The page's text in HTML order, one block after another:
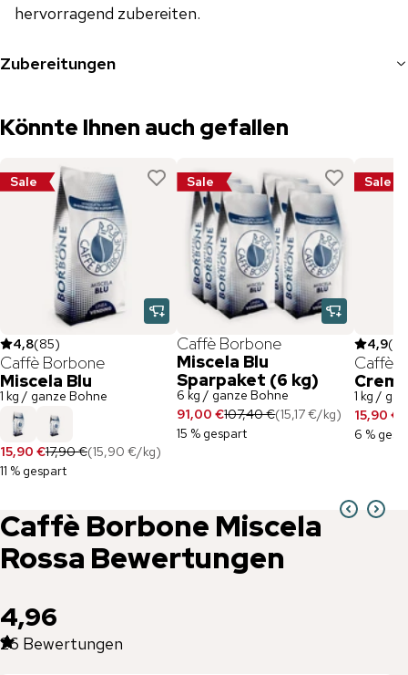
hervorragend zubereiten.
Zubereitungen
Könnte Ihnen auch gefallen
Sale
4,8(85)
Caffè Borbone
Miscela Blu
1 kg / ganze Bohne
15,90 €17,90 €(15,90 €/kg)
11 % gespart
Sale
Caffè Borbone
Miscela Blu
Sparpaket (6 kg)
6 kg / ganze Bohne
91,00 €107,40 €(15,17 €/kg)
15 % gespart
Sale
4,9(
Caffè
1 kg /
15,90 €
6 %
Caffè Borbone Miscela
Rossa Bewertungen
4,96
26 Bewertungen